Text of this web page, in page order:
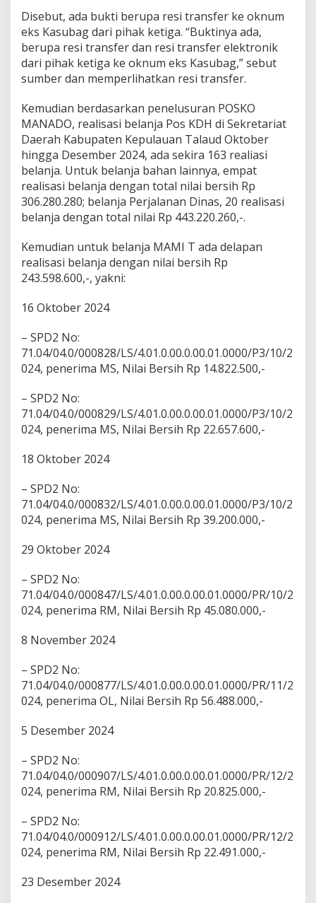
Disebut, ada bukti berupa resi transfer ke oknum
eks Kasubag dari pihak ketiga. “Buktinya ada,
berupa resi transfer dan resi transfer elektronik
dari pihak ketiga ke oknum eks Kasubag,” sebut
sumber dan memperlihatkan resi transfer.
Kemudian berdasarkan penelusuran POSKO
MANADO, realisasi belanja Pos KDH di Sekretariat
Daerah Kabupaten Kepulauan Talaud Oktober
hingga Desember 2024, ada sekira 163 realiasi
belanja. Untuk belanja bahan lainnya, empat
realisasi belanja dengan total nilai bersih Rp
306.280.280; belanja Perjalanan Dinas, 20 realisasi
belanja dengan total nilai Rp 443.220.260,-.
Kemudian untuk belanja MAMI T ada delapan
realisasi belanja dengan nilai bersih Rp
243.598.600,-, yakni:
16 Oktober 2024
– SPD2 No:
71.04/04.0/000828/LS/4.01.0.00.0.00.01.0000/P3/10/2
024, penerima MS, Nilai Bersih Rp 14.822.500,-
– SPD2 No:
71.04/04.0/000829/LS/4.01.0.00.0.00.01.0000/P3/10/2
024, penerima MS, Nilai Bersih Rp 22.657.600,-
18 Oktober 2024
– SPD2 No:
71.04/04.0/000832/LS/4.01.0.00.0.00.01.0000/P3/10/2
024, penerima MS, Nilai Bersih Rp 39.200.000,-
29 Oktober 2024
– SPD2 No:
71.04/04.0/000847/LS/4.01.0.00.0.00.01.0000/PR/10/2
024, penerima RM, Nilai Bersih Rp 45.080.000,-
8 November 2024
– SPD2 No:
71.04/04.0/000877/LS/4.01.0.00.0.00.01.0000/PR/11/2
024, penerima OL, Nilai Bersih Rp 56.488.000,-
5 Desember 2024
– SPD2 No:
71.04/04.0/000907/LS/4.01.0.00.0.00.01.0000/PR/12/2
024, penerima RM, Nilai Bersih Rp 20.825.000,-
– SPD2 No:
71.04/04.0/000912/LS/4.01.0.00.0.00.01.0000/PR/12/2
024, penerima RM, Nilai Bersih Rp 22.491.000,-
23 Desember 2024